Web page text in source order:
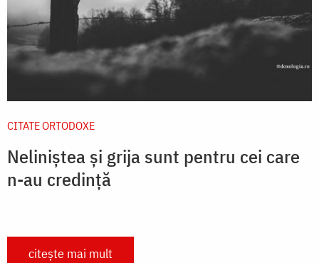
CITATE ORTODOXE
Neliniștea și grija sunt pentru cei care
n-au credință
citește mai mult